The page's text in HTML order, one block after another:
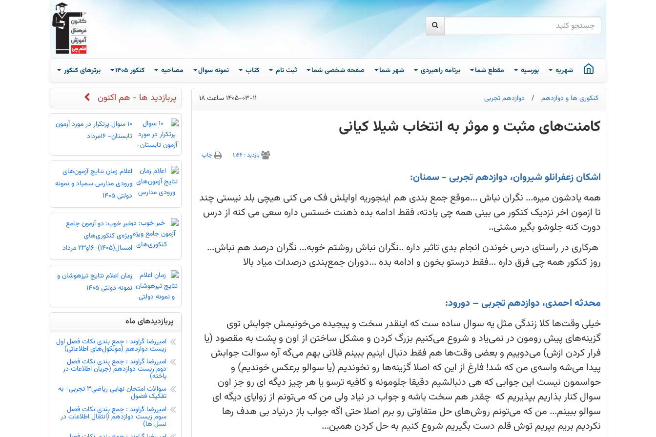
شهریه بورسیه مقطع شما برنامه راهبردی شهر شما صفحه شخصی شما ثبت نام کتاب نمونه سوال مصاحبه کنکور 1405 برترهای کنکور
کنکوری ها و دوازدهم / دوازدهم تجربی 1405-03-11 ساعت 18
کامنت‌های مثبت و موثر به انتخاب شیلا کیانی
نباش
موقع
هم
اینجوریه
اوایلش
فک
میکنی
هیچی
نیستی
چند
تا
ازمون
بازديد : 1,166 چاپ
اشکان زعفرانلو شیروان، دوازدهم تجربی - سمنان:
همه یادشون میره... نگران نباش ...موقع جمع بندی هم اینجوریه اوایلش فک می کنی هیچی بلد نیستی چند
تا ازمون اخر نزدیک کنکور می بینی همه چی یادته، فقط ادامه بده ذهنت خستس داره سعی می کنه از درس
دورت کنه جلوشو بگیر مشتی..
هرکاری در راستای درس خوندن انجام بدی تاثیر داره ..نگران نباش روشتم خوبه... نگران درصد هم نباش...
روز کنکور همه چی فرق داره ...فقط درستو بخون و ادامه بده ...دوران جمع‌بندی درصدات میاد بالا
محدثه احمدی، دوازدهم تجربی – دورود:
خیلی وقت‌ها کلا زندگی مثل یه سوال ساده ست که اینقدر سخت و پیجیده می‌خونیمش جوابش توی
گزینه‌های پیش رومون در نمی‌یاد و شروع می‌کنیم بزرگ کردن و مشکل ساختن از اون و پشت به مقصود (یا
فرار کردن ازش) می‌دوییم و بعضی وقت‌ها هم فقط دنبال اینیم ببینم فلانی بهم می‌گه آره سوالت جوابش
پیدا می‌شه واسه‌ی من که شد! فارغ از این که اصلا گزینه‌ها رو نخوندیم (یا سوالو برعکس خوندیم) و
حواسمون نیست این جوابی که هی دنبالشیم دقیقا جلومونه و کافیه ترسو یا هر چیز دیگه ای رو جز اون
سوال کنار بذاریم بپذیریم که چقدر هم سخت باشه و جواب در نیاد ولی من که می‌تونم از زوایای دیگه ای
سوالو ببینم... من که می‌تونم روش‌های حل متفاوتی رو برم اصلا حتی اگه جواب باز درنیاد بی هدف رها
نکردیم بریم بپریم توش قلم دست بگیریم شروع کنیم به حل کردن همین...
پربازدید ها - هم اکنون
10 سوال پرتکرار در مورد آزمون
تابستان- 16مرداد
اعلام زمان نتایج آزمون‌های
ورودی مدارس سمپاد و نمونه
دولتی 1405
خبر خوب: دو آزمون جامع
ویژه‌ی کنکوری‌های
امسال(1405)-16و23 مرداد
زمان اعلام نتایج تیزهوشان و
نمونه دولتی 1405
پربازدیدهای ماه
امیررضا گراوند : جمع بندی نکات فصل اول
زیست دوازدهم (مولکول‌های اطلاعاتی)
امیررضا گراوند : جمع بندی نکات فصل
دوم زیست دوازدهم (جریان اطلاعات در
یاخته)
سوالات امتحان نهایی ریاضی3 تجربی- به
تفکیک فصول
امیررضا گراوند : جمع بندی نکات فصل
سوم زیست دوازدهم (انتقال اطلاعات در
نسل ها)